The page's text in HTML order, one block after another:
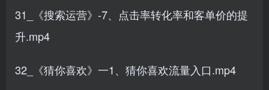
31_《搜索运营》-7、点击率转化率和客单价的提
升.mp4
32_《猜你喜欢》一1、猜你喜欢流量入口.mp4